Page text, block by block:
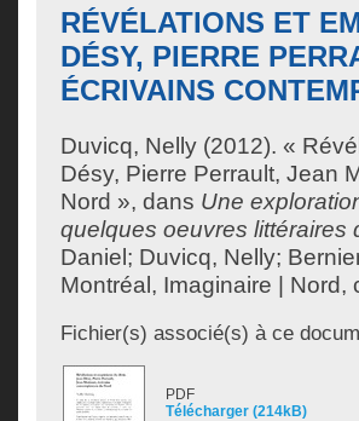
RÉVÉLATIONS ET
DÉSY, PIERRE
ÉCRIVAINS
Duvicq, Nelly (2012). «
Désy, Pierre Perrault, Jean
Nord », dans Une
quelques oeuvres littéraires
Daniel ; Duvicq, Nelly;
Montréal, Imaginaire | Nord,
Fichier(s) associé(s) à ce
PDF
Télécharger (214kB)